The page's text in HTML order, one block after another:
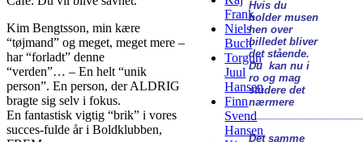
Kim Bengtsson, min kære
“tøjmand” og meget, meget mere –
har “forladt” denne
“verden”… – En helt “unik
person”. En person, der ALDRIG
bragte sig selv i fokus.
En fantastisk vigtig “brik” i vores
succes-fulde år i Boldklubben,
Frank
Niels
Buch
Torgun
Juul
Hansen
Finn
Svend
Hansen
Hvis du
holder musen
hen over
billedet bliver
det stående.
Du kan nu i
ro og mag
studere det
nærmere
Det samme